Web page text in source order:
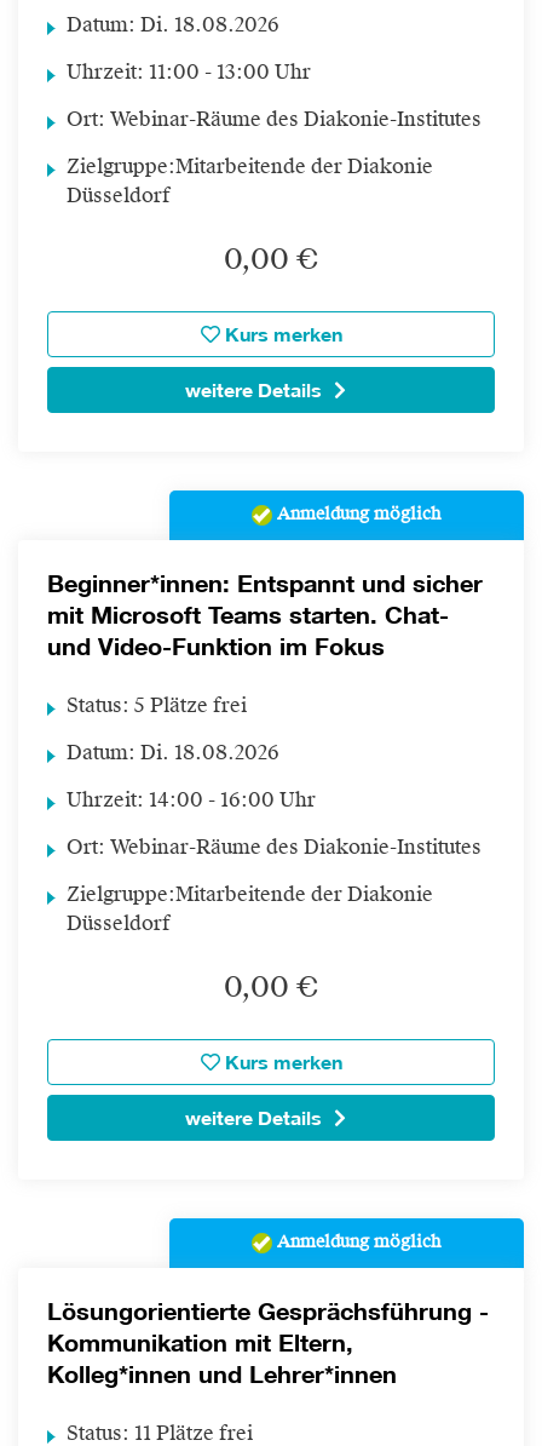
Datum: Di. 18.08.2026
Uhrzeit: 11:00 - 13:00 Uhr
Ort: Webinar-Räume des Diakonie-Institutes
Zielgruppe:Mitarbeitende der Diakonie
Düsseldorf
0,00 €
Kurs merken
weitere Details
Anmeldung möglich
Beginner*innen: Entspannt und sicher
mit Microsoft Teams starten. Chat-
und Video-Funktion im Fokus
Status: 5 Plätze frei
Datum: Di. 18.08.2026
Uhrzeit: 14:00 - 16:00 Uhr
Ort: Webinar-Räume des Diakonie-Institutes
Zielgruppe:Mitarbeitende der Diakonie
Düsseldorf
0,00 €
Kurs merken
weitere Details
Anmeldung möglich
Lösungorientierte Gesprächsführung -
Kommunikation mit Eltern,
Kolleg*innen und Lehrer*innen
Status: 11 Plätze frei